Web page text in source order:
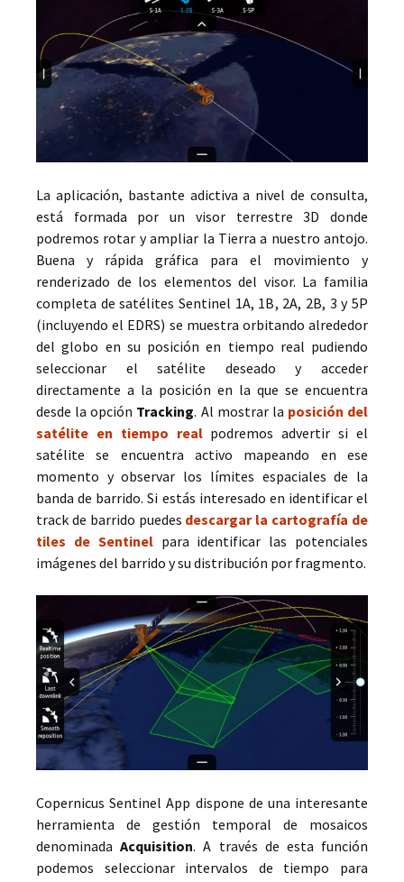
La aplicación, bastante adictiva a nivel de consulta,
está formada por un visor terrestre 3D donde
podremos rotar y ampliar la Tierra a nuestro antojo.
Buena y rápida gráfica para el movimiento y
renderizado de los elementos del visor. La familia
completa de satélites Sentinel 1A, 1B, 2A, 2B, 3 y 5P
(incluyendo el EDRS) se muestra orbitando alrededor
del globo en su posición en tiempo real pudiendo
seleccionar el satélite deseado y acceder
directamente a la posición en la que se encuentra
desde la opción Tracking. Al mostrar la posición del
satélite en tiempo realpodremos advertir si el
satélite se encuentra activo mapeando en ese
momento y observar los límites espaciales de la
banda de barrido. Si estás interesado en identificar el
track de barrido puedes descargar la cartografía de
tiles de Sentinel para identificar las potenciales
imágenes del barrido y su distribución por fragmento.
Copernicus Sentinel App dispone de una interesante
herramienta de gestión temporal de mosaicos
denominadaAcquisition. A través de esta función
podemos seleccionar intervalos de tiempo para